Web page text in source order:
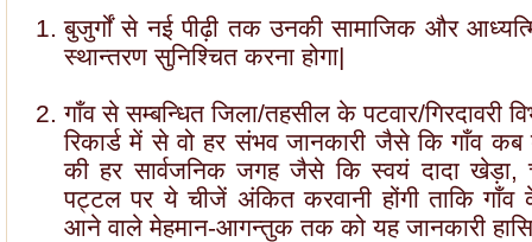
बुजुर्गों से नई पीढ़ी तक उनकी सामाजिक और
स्थान्तरण सुनिश्चित करना होगा|
गाँव से सम्बन्धित जिला/तहसील के पटवार/गिरदावरी
रिकार्ड में से वो हर संभव जानकारी जैसे कि गाँव
की हर सार्वजनिक जगह जैसे कि स्वयं दादा खेड़ा,
पट्टल पर ये चीजें अंकित करवानी होंगी ताकि
आने वाले मेहमान-आगन्तुक तक को यह जानकारी